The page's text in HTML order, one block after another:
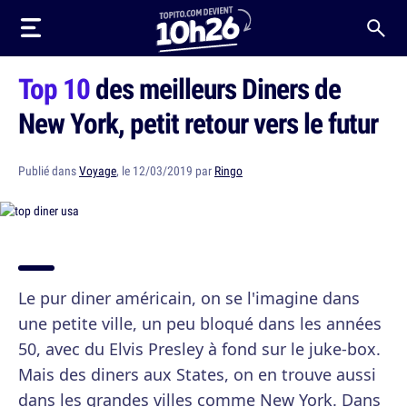
Top 10des meilleurs Diners de
New York, petit retour vers le futur
Publié dansVoyage, le 12/03/2019 par Ringo
Le pur diner américain, on se l'imagine dans
une petite ville, un peu bloqué dans les années
50, avec du Elvis Presley à fond sur le juke-box.
Mais des diners aux States, on en trouve aussi
dans les grandes villes comme New York. Dans